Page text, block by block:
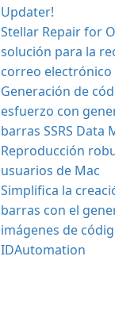
Updater!
Stellar Repair for
solución para la
correo electrónico
Generación de
esfuerzo con
barras SSRS Data
Reproducción
usuarios de Mac
Simplifica la
barras con el
imágenes de
IDAutomation